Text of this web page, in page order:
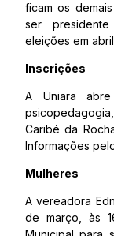
ficam os
ser
eleições em
Inscrições
A Uniara
Caribé da
Informações
Mulheres
A vereadora
de março, às